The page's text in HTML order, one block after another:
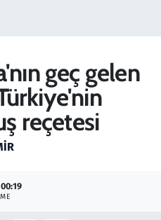
geç gelen
reçetesi